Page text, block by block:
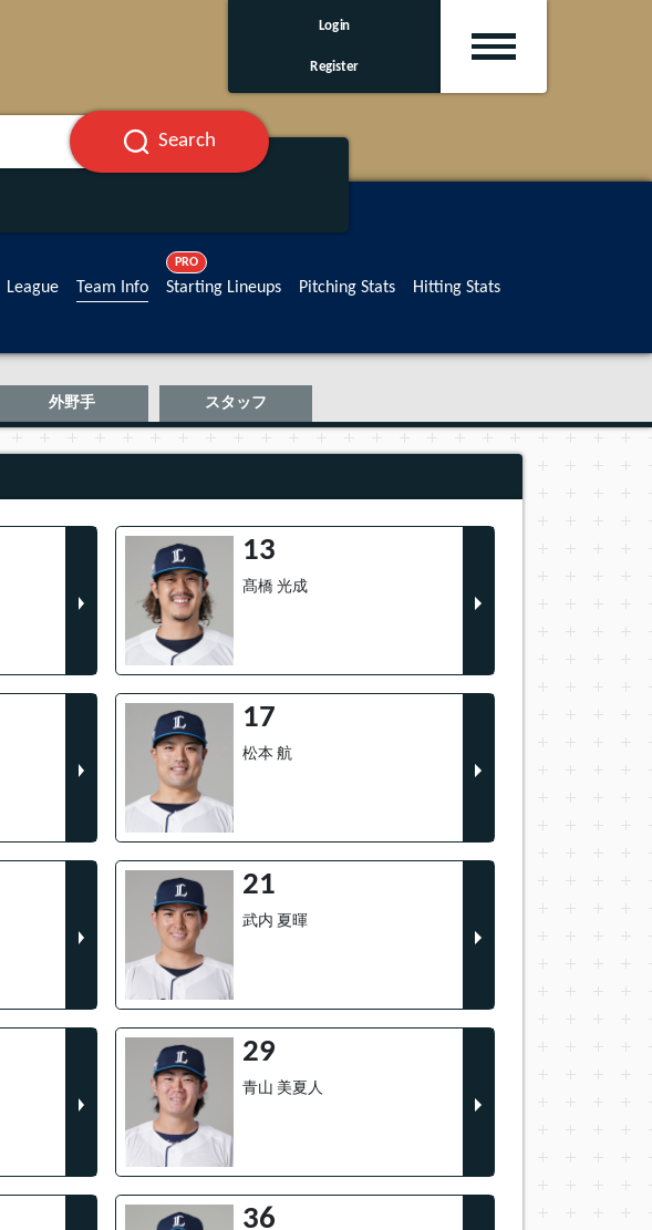
Login
Register
Search
League Team Info
PRO
Starting Lineups Pitching Stats Hitting Stats
外野手 スタッフ
13
髙橋 光成
17
松本 航
21
武内 夏暉
29
青山 美夏人
36